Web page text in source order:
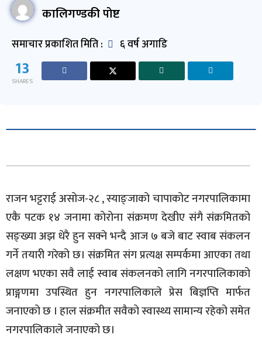
कालिगण्डकी पोष्ट
समाचार प्रकाशित मिति : ६ वर्ष अगाडि
13
SHARES
राजन भट्टराई असोज-२८ , स्याङ्जाको चापाकोट नगरपालिकामा
एकै पटक १४ जनामा कोरोना संक्रमण देखीए संगै संक्रमितको
सङ्ख्या अझ धेरै हुन सक्ने भन्दै आज ७ बजे बाट स्वाब संकलन
गर्ने तयारी गरेको छ। संक्रमित संग प्रत्यक्ष सम्पर्कमा आएका तथा
लक्षण भएका सवै लाई स्वाब संकलनको लागि नगरपालिकाको
प्राङ्गणमा उपस्थित हुन नगरपालिकाले प्रेस बिज्ञप्ति मार्फत
जनाएको छ । हाल संक्रमीत सवैको स्वास्थ्य सामान्य रहेको समेत
नगरपालिकाले जनाएको छ।